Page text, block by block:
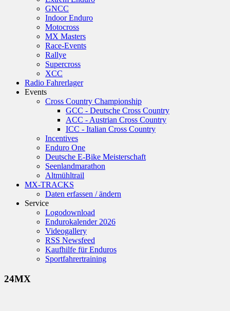
GNCC
Indoor Enduro
Motocross
MX Masters
Race-Events
Rallye
Supercross
XCC
Radio Fahrerlager
Events
Cross Country Championship
GCC - Deutsche Cross Country
ACC - Austrian Cross Country
ICC - Italian Cross Country
Incentives
Enduro One
Deutsche E-Bike Meisterschaft
Seenlandmarathon
Altmühltrail
MX-TRACKS
Daten erfassen / ändern
Service
Logodownload
Endurokalender 2026
Videogallery
RSS Newsfeed
Kaufhilfe für Enduros
Sportfahrertraining
24MX